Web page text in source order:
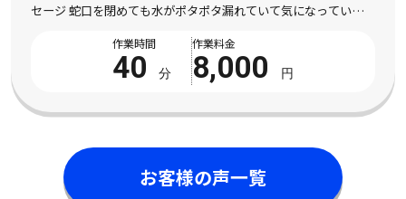
て気になっていまし
セージ 洗面所を使用するたびに水漏れし
た。 電話対応から作業完了まで丁寧で安
40
お客様の声一覧